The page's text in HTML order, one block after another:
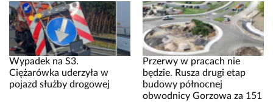
Wypadek na S3.
Ciężarówka uderzyła w
pojazd służby drogowej
Przerwy w pracach nie
będzie. Rusza drugi etap
budowy północnej
obwodnicy Gorzowa za 151